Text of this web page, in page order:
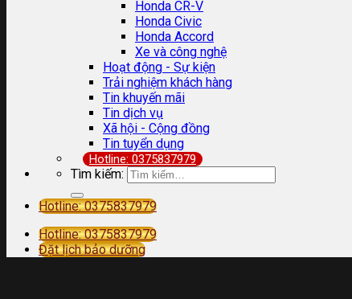
Honda CR-V
Honda Civic
Honda Accord
Xe và công nghệ
Hoạt động - Sự kiện
Trải nghiệm khách hàng
Tin khuyến mãi
Tin dịch vụ
Xã hội - Cộng đồng
Tin tuyển dụng
Hotline: 0375837979
Tìm kiếm:
Hotline: 0375837979
Hotline: 0375837979
Đặt lịch bảo dưỡng